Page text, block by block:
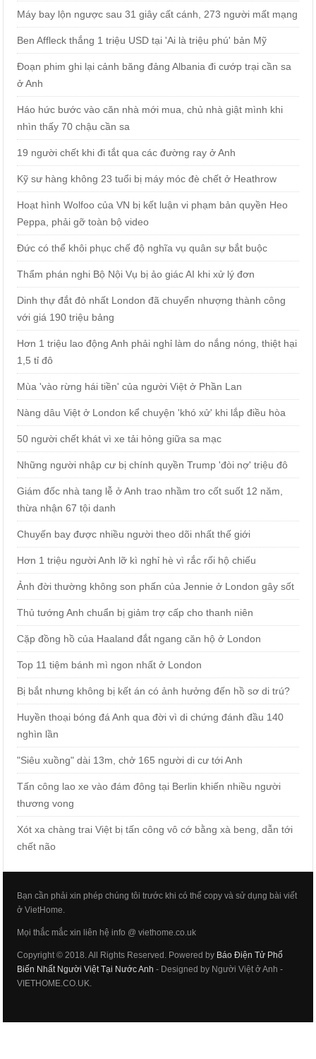
Máy bay lộn ngược sau 31 giây cất cánh, 273 người mất mạng
Ben Affleck thắng 1 triệu USD tại 'Ai là triệu phú' bản Mỹ
Đoạn phim ghi lại cảnh băng đảng Albania đi cướp trại cần sa
ở Anh
Háo hức bước vào căn nhà mới mua, chủ nhà giật mình khi
nhìn thấy 70 chậu cần sa
19 người chết khi đi tắt qua các đường ray ở Anh
Kỹ sư hàng không 23 tuổi bị máy móc đè chết ở Heathrow
Hoạt hình Wolfoo của VN bị kết luận vi phạm bản quyền Heo
Peppa, phải gỡ toàn bộ video
Đức có thể khôi phục chế độ nghĩa vụ quân sự bắt buộc
Thẩm phán nghi Bộ Nội Vụ bị ảo giác AI khi xử lý đơn
Dinh thự đắt đỏ nhất London đã chuyển nhượng thành công
với giá 190 triệu bảng
Hơn 1 triệu lao động Anh phải nghỉ làm do nắng nóng, thiệt hại
1,5 tỉ đô
Mùa 'vào rừng hái tiền' của người Việt ở Phần Lan
Nàng dâu Việt ở London kể chuyện 'khó xử' khi lắp điều hòa
50 người chết khát vì xe tải hỏng giữa sa mạc
Những người nhập cư bị chính quyền Trump 'đòi nợ' triệu đô
Giám đốc nhà tang lễ ở Anh trao nhầm tro cốt suốt 12 năm,
thừa nhận 67 tội danh
Chuyến bay được nhiều người theo dõi nhất thế giới
Hơn 1 triệu người Anh lỡ kì nghỉ hè vì rắc rối hộ chiếu
Ảnh đời thường không son phấn của Jennie ở London gây sốt
Thủ tướng Anh chuẩn bị giảm trợ cấp cho thanh niên
Cặp đồng hồ của Haaland đắt ngang căn hộ ở London
Top 11 tiệm bánh mì ngon nhất ở London
Bị bắt nhưng không bị kết án có ảnh hưởng đến hồ sơ di trú?
Huyền thoại bóng đá Anh qua đời vì di chứng đánh đầu 140
nghìn lần
"Siêu xuồng" dài 13m, chở 165 người di cư tới Anh
Tấn công lao xe vào đám đông tại Berlin khiến nhiều người
thương vong
Xót xa chàng trai Việt bị tấn công vô cớ bằng xà beng, dẫn tới
chết não
Bạn cần phải xin phép chúng tôi trước khi có thể copy và sử dụng bài viết
ở VietHome.
Mọi thắc mắc xin liên hệ info @ viethome.co.uk
Copyright © 2018. All Rights Reserved. Powered by Báo Điện Tử Phổ
Biến Nhất Người Việt Tại Nước Anh - Designed by Người Việt ở Anh -
VIETHOME.CO.UK.